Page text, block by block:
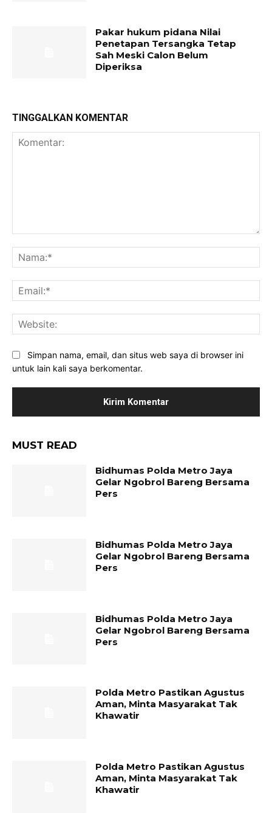
Pakar hukum pidana Nilai
Penetapan Tersangka Tetap
Sah Meski Calon Belum
Diperiksa
TINGGALKAN KOMENTAR
Simpan nama, email, dan situs web saya di browser ini
untuk lain kali saya berkomentar.
MUST READ
Bidhumas Polda Metro Jaya
Gelar Ngobrol Bareng Bersama
Pers
Bidhumas Polda Metro Jaya
Gelar Ngobrol Bareng Bersama
Pers
Bidhumas Polda Metro Jaya
Gelar Ngobrol Bareng Bersama
Pers
Polda Metro Pastikan Agustus
Aman, Minta Masyarakat Tak
Khawatir
Polda Metro Pastikan Agustus
Aman, Minta Masyarakat Tak
Khawatir